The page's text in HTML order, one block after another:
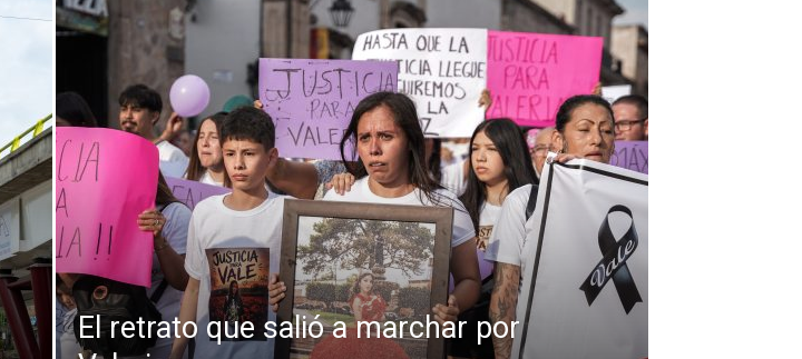
Noticias
El retrato que salió a marchar por